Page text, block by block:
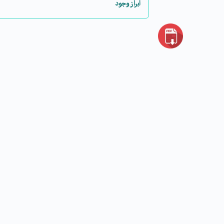
ابراز وجود